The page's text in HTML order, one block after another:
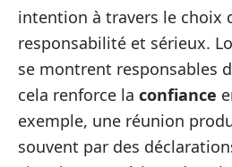
intention à travers le choix
responsabilité et sérieux.
se montrent responsables
cela renforce la confiance
exemple, une réunion
souvent par des